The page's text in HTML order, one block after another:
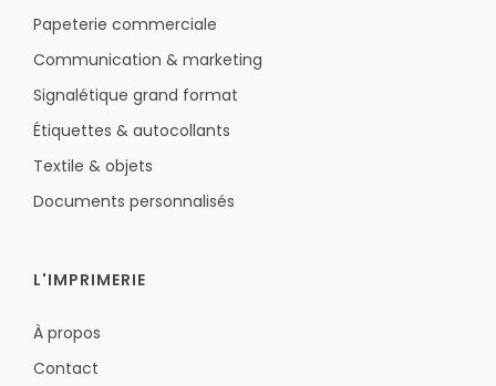
Papeterie commerciale
Communication & marketing
Signalétique grand format
Étiquettes & autocollants
Textile & objets
Documents personnalisés
L'IMPRIMERIE
À propos
Contact